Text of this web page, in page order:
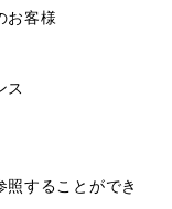
お客様
ス
照することができ